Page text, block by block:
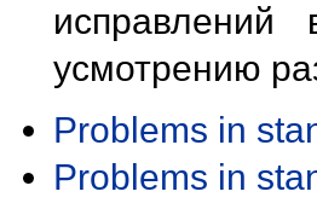
исправлений
усмотрению
Problems in
Problems in